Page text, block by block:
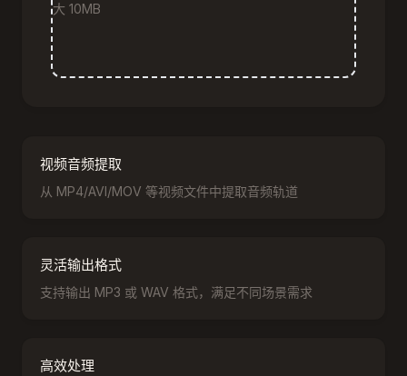
大 10MB
视频音频提取
从 MP4/AVI/MOV 等视频文件中提取音频轨道
灵活输出格式
支持输出 MP3 或 WAV 格式，满足不同场景需求
高效处理